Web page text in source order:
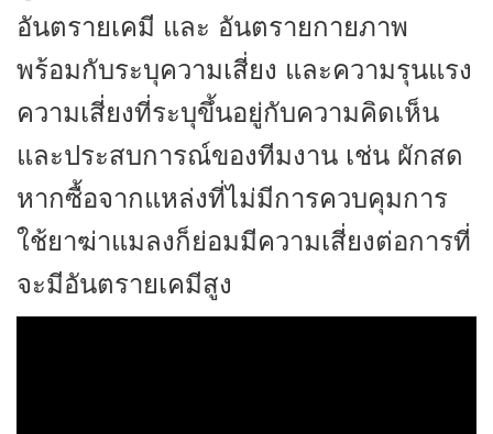
อันตรายเคมี และ อันตรายกายภาพ
พร้อมกับระบุความเสี่ยง และความรุนแรง
ความเสี่ยงที่ระบุขึ้นอยู่กับความคิดเห็น
และประสบการณ์ของทีมงาน เช่น ผักสด
หากซื้อจากแหล่งที่ไม่มีการควบคุมการ
ใช้ยาฆ่าแมลงก็ย่อมมีความเสี่ยงต่อการที่
จะมีอันตรายเคมีสูง